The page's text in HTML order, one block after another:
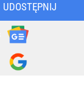
UDOSTĘPNIJ